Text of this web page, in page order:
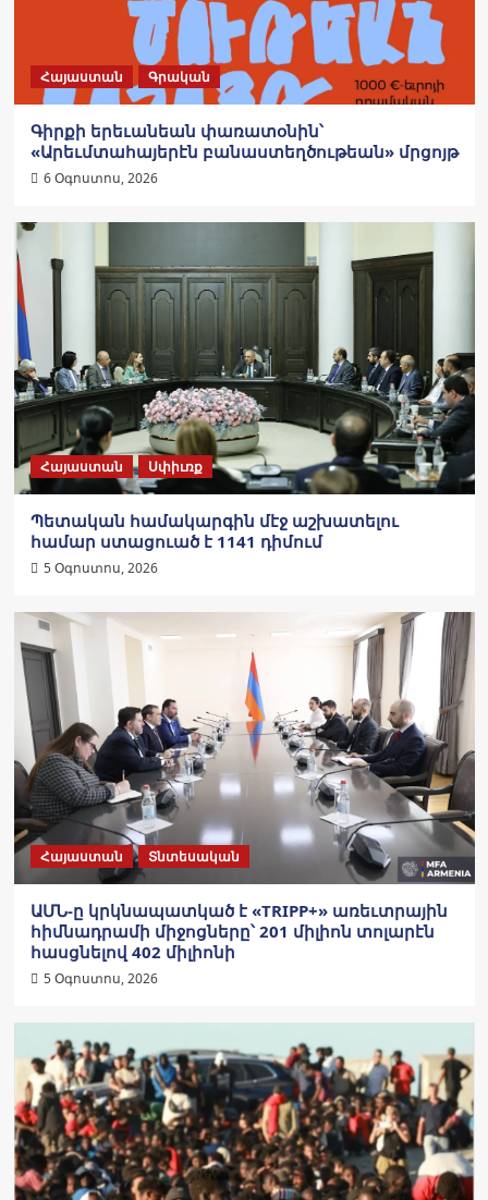
Հայաստան Գրական
Գիրքի երեւանեան փառատօնին՝
«Արեւմտահայերէն բանաստեղծութեան» մրցոյթ
6 Օգոստոս, 2026
Հայաստան Սփիւռք
Պետական համակարգին մէջ աշխատելու
համար ստացուած է 1141 դիմում
5 Օգոստոս, 2026
Հայաստան Տնտեսական
ԱՄՆ-ը կրկնապատկած է «TRIPP+» առեւտրային
հիմնադրամի միջոցները՝ 201 միլիոն տոլարէն
հասցնելով 402 միլիոնի
5 Օգոստոս, 2026